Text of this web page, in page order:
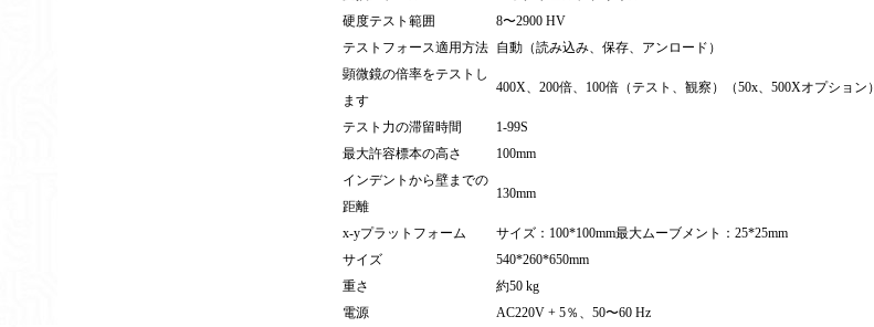
硬度テスト範囲
8〜2900 HV
テストフォース適用方法 自動（読み込み、保存、アンロード）
顕微鏡の倍率をテストし
ます
400X、 200倍、100倍（テスト、観察）（50x、 500Xオプション）
テスト力の滞留時間
1-99S
最大許容標本の高さ
100mm
インデントから壁までの
距離
130mm
x-yプラットフォーム
サイズ：100*100mm最大ムーブメント：25*25mm
サイズ
540*260*650mm
重さ
約50 kg
電源
AC220V + 5％、50〜60 Hz